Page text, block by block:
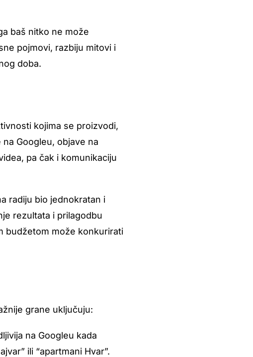
baš nitko ne može
pojmovi, razbiju mitovi i
doba.
kojima se proizvodi,
Googleu, objave na
pa čak i komunikaciju
radiju bio jednokratan i
rezultata i prilagodbu
budžetom može konkurirati
grane uključuju:
na Googleu kada
ili “apartmani Hvar”.